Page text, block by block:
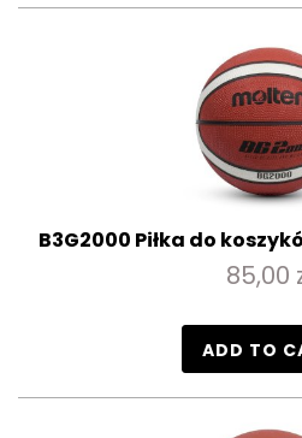
B3G2000 Piłka do
85,00
ADD TO